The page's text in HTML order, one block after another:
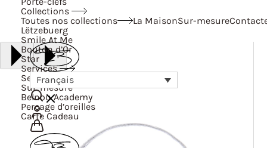
Collections
Toutes nos collections
Lëtzebuerg
Smile At Me
Bouton d’Or
Star
Services
Services
Sur-mesure
Belnou Academy
Perçage d’oreilles
Carte Cadeau
La MaisonSur-mesure
Français